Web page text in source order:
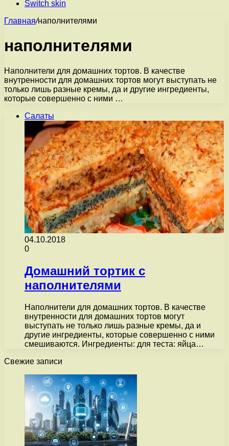
Switch skin
Главная/наполнителями
наполнителями
Наполнители для домашних тортов. В качестве
внутренности для домашних тортов могут выступать не
только лишь разные кремы, да и другие ингредиенты,
которые совершенно с ними …
Салаты
04.10.2018
0
Домашний тортик с
наполнителями
Наполнители для домашних тортов. В качестве
внутренности для домашних тортов могут
выступать не только лишь разные кремы, да и
другие ингредиенты, которые совершенно с ними
смешиваются. Ингредиенты: для теста: яйца…
Свежие записи